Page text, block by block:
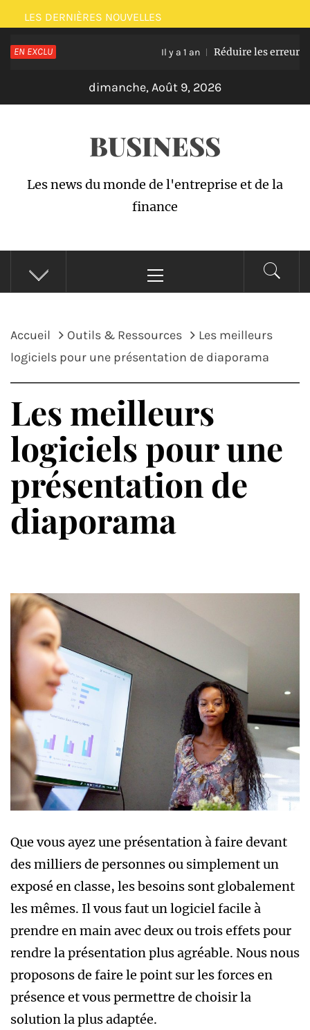
Passer
au
contenu
LES DERNIÈRES NOUVELLES
EN EXCLU Il y a 1 an Réduire les erreurs et
dimanche, Août 9, 2026
BUSINESS
Les news du monde de l'entreprise et de la
finance
principal
Accueil Outils & Ressources
Les meilleurs
logiciels pour une présentation de diaporama
Les meilleurs
logiciels pour une
présentation de
diaporama
Que vous ayez une présentation à faire devant
des milliers de personnes ou simplement un
exposé en classe, les besoins sont globalement
les mêmes. Il vous faut un logiciel facile à
prendre en main avec deux ou trois effets pour
rendre la présentation plus agréable. Nous nous
proposons de faire le point sur les forces en
présence et vous permettre de choisir la
solution la plus adaptée.